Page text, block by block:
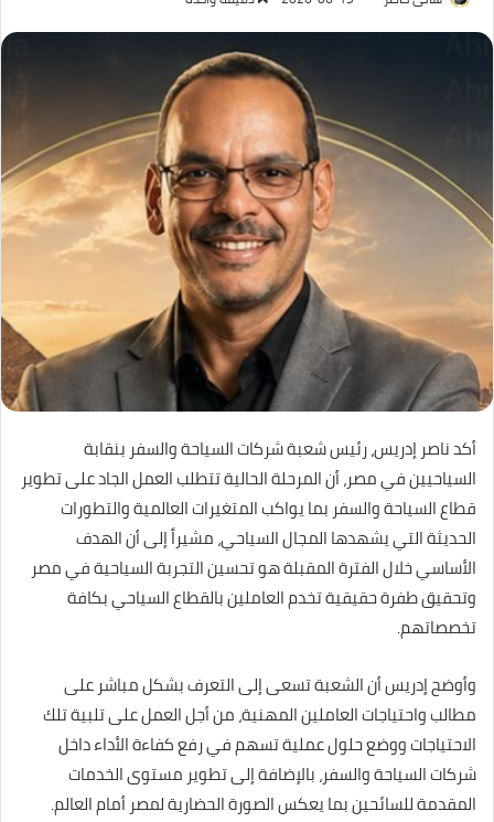
أكد ناصر إدريس، رئيس شعبة شركات السياحة والسفر بنقابة
السياحيين في مصر، أن المرحلة الحالية تتطلب العمل الجاد على تطوير
قطاع السياحة والسفر بما يواكب المتغيرات العالمية والتطورات
الحديثة التي يشهدها المجال السياحي، مشيراً إلى أن الهدف
الأساسي خلال الفترة المقبلة هو تحسين التجربة السياحية في مصر
وتحقيق طفرة حقيقية تخدم العاملين بالقطاع السياحي بكافة
تخصصاتهم.
وأوضح إدريس أن الشعبة تسعى إلى التعرف بشكل مباشر على
مطالب واحتياجات العاملين المهنية، من أجل العمل على تلبية تلك
الاحتياجات ووضع حلول عملية تسهم في رفع كفاءة الأداء داخل
شركات السياحة والسفر، بالإضافة إلى تطوير مستوى الخدمات
المقدمة للسائحين بما يعكس الصورة الحضارية لمصر أمام العالم.